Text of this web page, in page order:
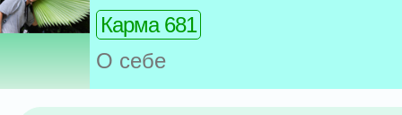
Карма 681
О себе